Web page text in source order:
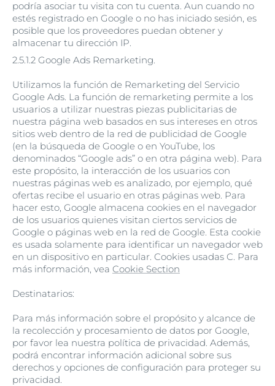
podría asociar tu visita con tu cuenta. Aun cuando no
estés registrado en Google o no has iniciado sesión, es
posible que los proveedores puedan obtener y
almacenar tu dirección IP.
2.5.1.2 Google Ads Remarketing.
Utilizamos la función de Remarketing del Servicio
Google Ads. La función de remarketing permite a los
usuarios a utilizar nuestras piezas publicitarias de
nuestra página web basados en sus intereses en otros
sitios web dentro de la red de publicidad de Google
(en la búsqueda de Google o en YouTube, los
denominados “Google ads” o en otra página web). Para
este propósito, la interacción de los usuarios con
nuestras páginas web es analizado, por ejemplo, qué
ofertas recibe el usuario en otras páginas web. Para
hacer esto, Google almacena cookies en el navegador
de los usuarios quienes visitan ciertos servicios de
Google o páginas web en la red de Google. Esta cookie
es usada solamente para identificar un navegador web
en un dispositivo en particular. Cookies usadas C. Para
más información, vea Cookie Section
Destinatarios:
Para más información sobre el propósito y alcance de
la recolección y procesamiento de datos por Google,
por favor lea nuestra política de privacidad. Además,
podrá encontrar información adicional sobre sus
derechos y opciones de configuración para proteger su
privacidad.